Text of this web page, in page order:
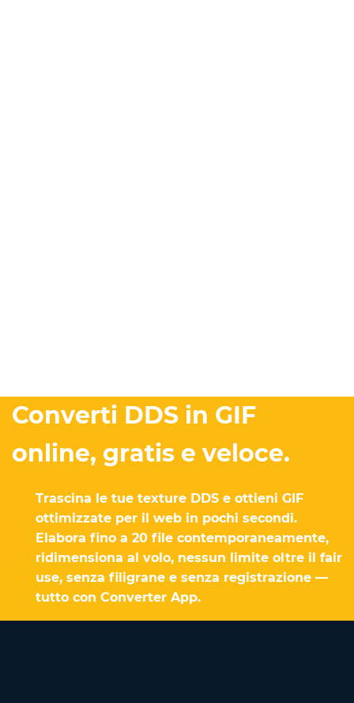
Converti DDS in GIF
online, gratis e veloce.
Trascina le tue texture DDS e ottieni GIF
ottimizzate per il web in pochi secondi.
Elabora fino a 20 file contemporaneamente,
ridimensiona al volo, nessun limite oltre il fair
use, senza filigrane e senza registrazione —
tutto con Converter App.